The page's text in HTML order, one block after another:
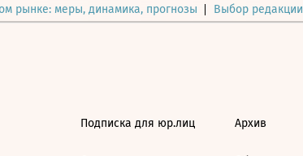
рынке: меры, динамика, прогнозы Выбор редакции
Подписка для юр.лиц Архив